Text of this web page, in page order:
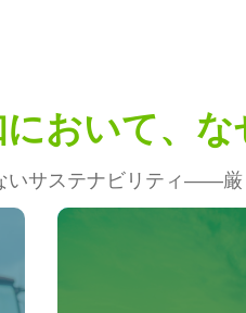
において、
いサステナビリティ――厳